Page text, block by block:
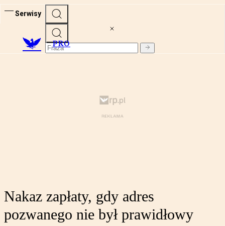
Serwisy
PRO
Nakaz zapłaty, gdy adres
pozwanego nie był prawidłowy